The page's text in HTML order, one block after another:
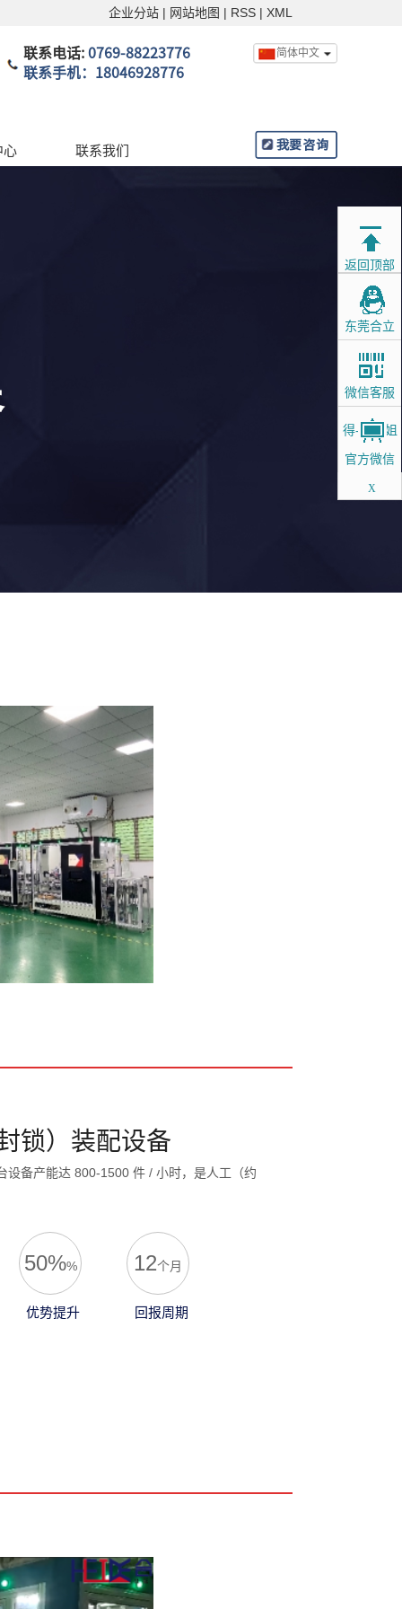
企业分站 | 网站地图 | RSS | XML
联系电话: 0769-88223776
联系手机：18046928776
简体中文
心 联系我们
锁）装配设备
设备产能达 800-1500 件 / 小时，是人工（约
50%%
优势提升
12个月
回报周期
返回顶部
东莞合立
得-梁小姐
微信客服
官方微信
X